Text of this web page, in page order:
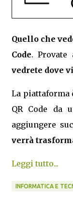
Quello che
Code. Provate
vedrete dove
La piattaforma
QR Code da
aggiungere
verrà
Leggi tutto...
INFORMATICA E